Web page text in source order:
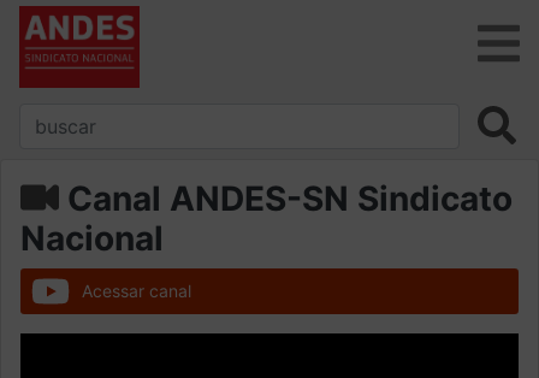
Canal ANDES-SN Sindicato
Nacional
Acessar canal